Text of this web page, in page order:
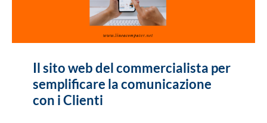
Il sito web del commercialista per
semplificare la comunicazione
con i Clienti